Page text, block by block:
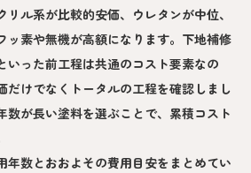
ル系が比較的安価、ウレタンが中位、
ッ素や無機が高額になります。下地補修
いった前工程は共通のコスト要素なの
だけでなくトータルの工程を確認しまし
数が長い塗料を選ぶことで、累積コスト
年数とおおよその費用目安をまとめてい